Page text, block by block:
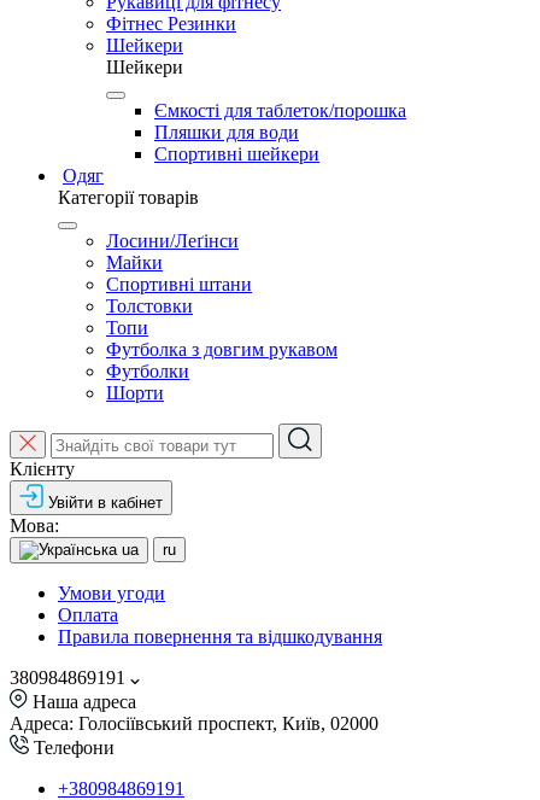
Фітнес Резинки
Шейкери
Шейкери
Ємкості для таблеток/порошка
Пляшки для води
Спортивні шейкери
Одяг
Категорії товарів
Лосини/Леґінси
Майки
Спортивні штани
Толстовки
Топи
Футболка з довгим рукавом
Футболки
Шорти
Клієнту
Увійти в кабінет
Мова:
ua ru
Умови угоди
Оплата
Правила повернення та відшкодування
380984869191
Наша адреса
Адреса: Голосіївський проспект, Київ, 02000
Телефони
+380984869191